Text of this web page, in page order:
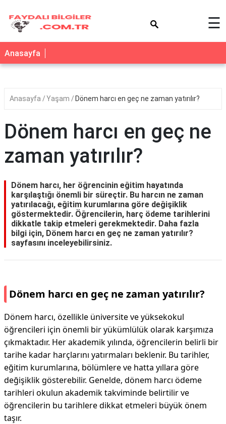
☰
Anasayfa
Anasayfa Yaşam Dönem harcı en geç ne zaman yatırılır?
Dönem harcı en geç ne
zaman yatırılır?
Dönem harcı, her öğrencinin eğitim hayatında
karşılaştığı önemli bir süreçtir. Bu harcın ne zaman
yatırılacağı, eğitim kurumlarına göre değişiklik
göstermektedir. Öğrencilerin, harç ödeme tarihlerini
dikkatle takip etmeleri gerekmektedir. Daha fazla
bilgi için, Dönem harcı en geç ne zaman yatırılır?
sayfasını inceleyebilirsiniz.
Dönem harcı en geç ne zaman yatırılır?
Dönem harcı, özellikle üniversite ve yüksekokul
öğrencileri için önemli bir yükümlülük olarak karşımıza
çıkmaktadır. Her akademik yılında, öğrencilerin belirli bir
tarihe kadar harçlarını yatırmaları beklenir. Bu tarihler,
eğitim kurumlarına, bölümlere ve hatta yıllara göre
değişiklik gösterebilir. Genelde, dönem harcı ödeme
tarihleri okulun akademik takviminde belirtilir ve
öğrencilerin bu tarihlere dikkat etmeleri büyük önem
taşır.